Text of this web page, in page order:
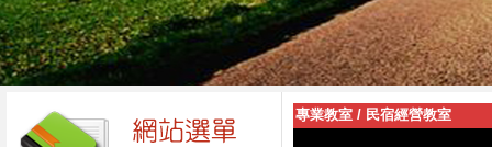
專業教室 / 民宿經營教室